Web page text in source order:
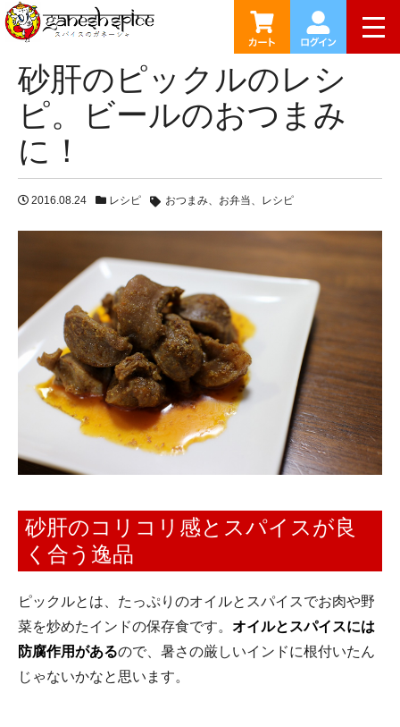
HOME ブログ 砂肝のピックルのレシピ。ビールのおつ
砂肝のピックルのレシ
ピ。ビールのおつまみ
に！
2016.08.24 レシピ おつまみ お弁当 レシピ
砂肝のコリコリ感とスパイスが良
く合う逸品
ピックルとは、たっぷりのオイルとスパイスでお肉や野
菜を炒めたインドの保存食です。 オイルとスパイスには
防腐作用があるので、暑さの厳しいインドに根付いたん
じゃないかなと思います。